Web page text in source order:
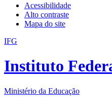
Acessibilidade
Alto contraste
Mapa do site
IFG
Instituto
Ministério da Educação